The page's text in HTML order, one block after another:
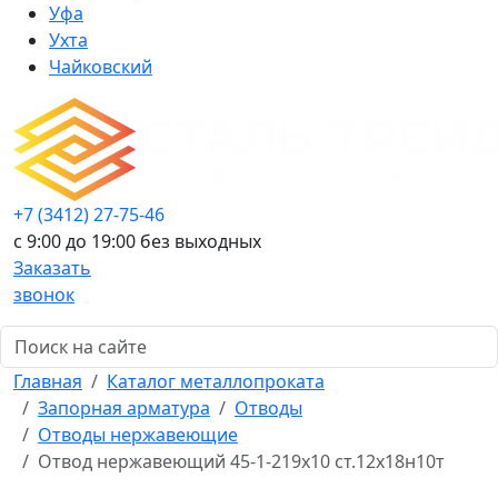
Уфа
Ухта
Чайковский
+7 (3412) 27-75-46
c 9:00 до 19:00 без выходных
Заказать
звонок
Главная
Каталог металлопроката
Запорная арматура
Отводы
Отводы нержавеющие
Отвод нержавеющий 45-1-219х10 ст.12х18н10т